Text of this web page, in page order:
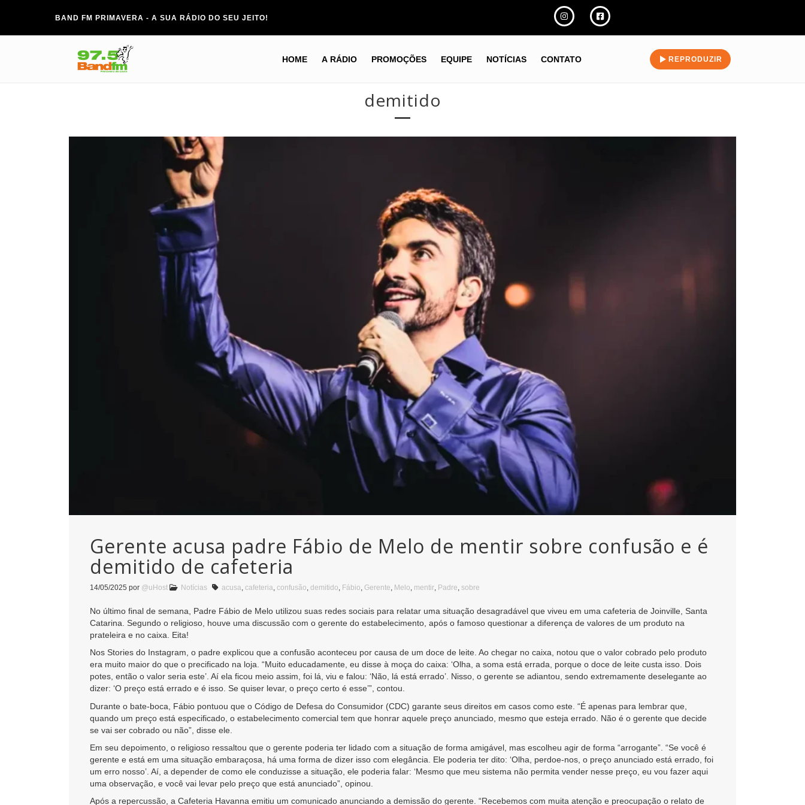
BAND FM PRIMAVERA - A SUA RÁDIO DO SEU JEITO!
HOME A RÁDIO PROMOÇÕES EQUIPE NOTÍCIAS CONTATO REPRODUZIR
demitido
Gerente acusa padre Fábio de Melo de mentir sobre confusão e é
demitido de cafeteria
14/05/2025 por @uHost Notícias acusa cafeteria confusão demitido Fábio Gerente Melo mentir Padre sobre
No último final de semana, Padre Fábio de Melo utilizou suas redes sociais para relatar uma situação desagradável que viveu em uma cafeteria de Joinville, Santa
Catarina. Segundo o religioso, houve uma discussão com o gerente do estabelecimento, após o famoso questionar a diferença de valores de um produto na
prateleira e no caixa. Eita!
Nos Stories do Instagram, o padre explicou que a confusão aconteceu por causa de um doce de leite. Ao chegar no caixa, notou que o valor cobrado pelo produto
era muito maior do que o precificado na loja. “Muito educadamente, eu disse à moça do caixa: ‘Olha, a soma está errada, porque o doce de leite custa isso. Dois
potes, então o valor seria este’. Aí ela ficou meio assim, foi lá, viu e falou: ‘Não, lá está errado’. Nisso, o gerente se adiantou, sendo extremamente deselegante ao
dizer: ‘O preço está errado e é isso. Se quiser levar, o preço certo é esse’”, contou.
Durante o bate-boca, Fábio pontuou que o Código de Defesa do Consumidor (CDC) garante seus direitos em casos como este. “É apenas para lembrar que,
quando um preço está especificado, o estabelecimento comercial tem que honrar aquele preço anunciado, mesmo que esteja errado. Não é o gerente que decide
se vai ser cobrado ou não”, disse ele.
Em seu depoimento, o religioso ressaltou que o gerente poderia ter lidado com a situação de forma amigável, mas escolheu agir de forma “arrogante”. “Se você é
gerente e está em uma situação embaraçosa, há uma forma de dizer isso com elegância. Ele poderia ter dito: ‘Olha, perdoe-nos, o preço anunciado está errado, foi
um erro nosso’. Aí, a depender de como ele conduzisse a situação, ele poderia falar: ‘Mesmo que meu sistema não permita vender nesse preço, eu vou fazer aqui
uma observação, e você vai levar pelo preço que está anunciado”, opinou.
Após a repercussão, a Cafeteria Havanna emitiu um comunicado anunciando a demissão do gerente. “Recebemos com muita atenção e preocupação o relato de